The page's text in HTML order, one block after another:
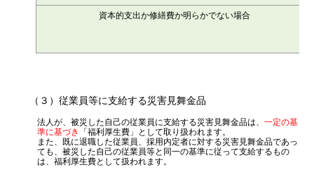
資本的支出か修繕費か明らかでない場合
（３）従業員等に支給する災害見舞金品
法人が、被災した自己の従業員に支給する災害見舞金品は、 一定の基
準に基づき
「福利厚生費」として取り扱われます。
また、既に退職した従業員、採用内定者に対する災害見舞金品であっ
ても、被災した自己の従業員等と同一の基準に従って支給するもの
は、福利厚生費として扱われます。